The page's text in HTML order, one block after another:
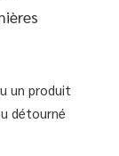
un produit
détourné